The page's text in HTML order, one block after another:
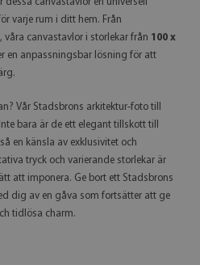
canvastavlor en universell
varje rum i ditt hem. Från
canvastavlor i storlekar från 100 x
en anpassningsbar lösning för att
Vår Stadsbrons arkitektur-foto till
bara är de ett elegant tillskott till
en känsla av exklusivitet och
tryck och varierande storlekar är
att imponera. Ge bort ett Stadsbrons
dig av en gåva som fortsätter att ge
tidlösa charm.